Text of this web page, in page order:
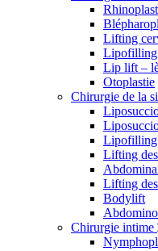
Lifting
Lipofilling
Lip lift –
Otoplastie
Chirurgie de la
Lipofilling
Lifting
Lifting
Bodylift
Chirurgie intime